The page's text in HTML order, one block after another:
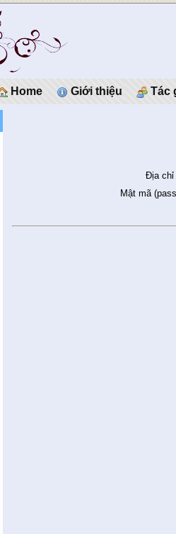
Home Giới thiệu Tác
Địa chỉ
Mật mã